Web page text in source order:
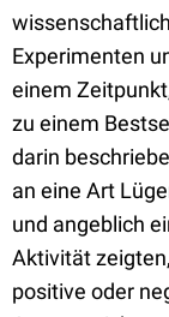
Experimenten
einem
zu einem
darin
an eine Art
und angeblich
Aktivität
positive oder